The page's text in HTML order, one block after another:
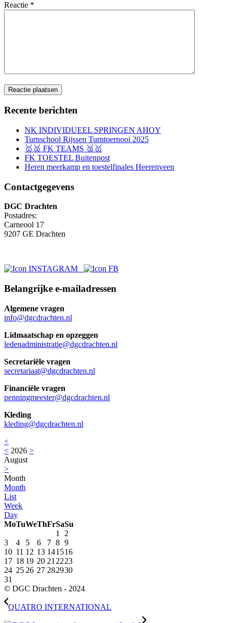
Reactie *
Recente berichten
NK INDIVIDUEEL SPRINGEN AHOY
Turnschool Rijssen Turntoernooi 2025
🥇🥈 FK TEAMS 🥈🥇
FK TOESTEL Buitenpost
Heren meerkamp en toestelfinales Heerenveen
Contactgegevens
DGC Drachten
Postadres:
Carneool 17
9207 GE Drachten
Belangrijke e-mailadressen
Algemene vragen
info@dgcdrachten.nl
Lidmaatschap en opzeggen
ledenadministratie@dgcdrachten.nl
Secretariële vragen
secretariaat@dgcdrachten.nl
Financiële vragen
penningmeester@dgcdrachten.nl
Kleding
kleding@dgcdrachten.nl
<
< 2026 >
August
>
Month
Month
List
Week
Day
MoTuWeThFrSaSu
1
2
3
4 5 6 7 8 9
10 11 12 13 141516
17 18 19 20 21 2223
24 25 26 27 282930
31
© DGC Drachten - 2024
QUATRO INTERNATIONAL